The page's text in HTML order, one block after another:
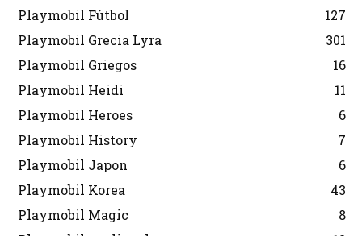
Playmobil Fútbol
127
Playmobil Grecia Lyra
301
Playmobil Griegos
16
Playmobil Heidi
11
Playmobil Heroes
6
Playmobil History
7
Playmobil Japon
6
Playmobil Korea
43
Playmobil Magic
8